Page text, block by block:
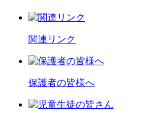
関連リンク
保護者の皆様へ